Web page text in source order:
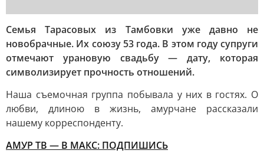
Семья Тарасовых из Тамбовки уже давно не
новобрачные. Их союзу 53 года. В этом году супруги
отмечают урановую свадьбу — дату, которая
символизирует прочность отношений.
Наша съемочная группа побывала у них в гостях. О
любви, длиною в жизнь, амурчане рассказали
нашему корреспонденту.
АМУР ТВ — В МАКС: ПОДПИШИСЬ